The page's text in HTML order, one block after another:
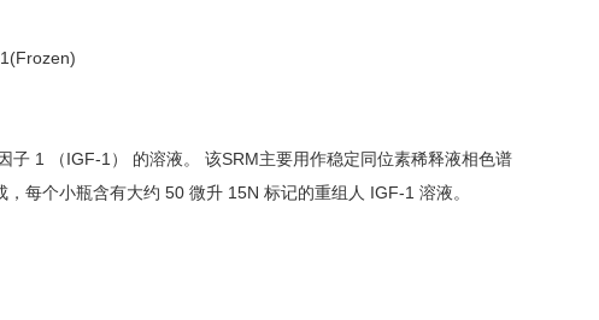
1 （IGF-1） 的溶液。 该SRM主要用作稳定同位素稀释液相色谱
每个小瓶含有大约 50 微升 15N 标记的重组人 IGF-1 溶液。